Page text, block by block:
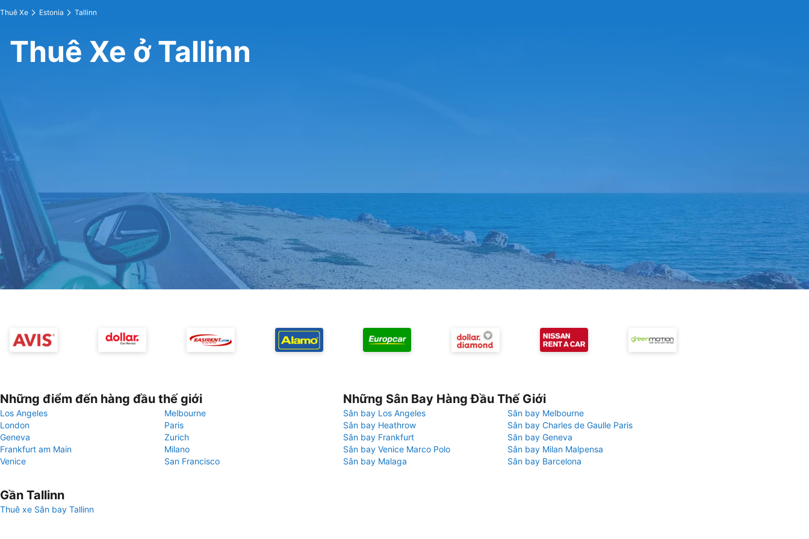
Thuê Xe Estonia Tallinn
Thuê Xe ở Tallinn
Những điểm đến hàng đầu thế giới
Los Angeles
Melbourne
London
Paris
Geneva
Zurich
Frankfurt am Main
Milano
Venice
San Francisco
Những Sân Bay Hàng Đầu Thế Giới
Sân bay Los Angeles
Sân bay Melbourne
Sân bay Heathrow
Sân bay Charles de Gaulle Paris
Sân bay Frankfurt
Sân bay Geneva
Sân bay Venice Marco Polo
Sân bay Milan Malpensa
Sân bay Malaga
Sân bay Barcelona
Gần Tallinn
Thuê xe Sân bay Tallinn